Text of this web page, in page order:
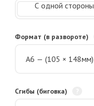
С одной стороны
Формат (в развороте)
Сгибы (биговка)